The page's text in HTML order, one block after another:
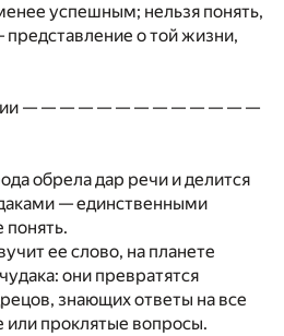
успешным; нельзя понять,
о той жизни,
— — — — — — — — — — — — —
обрела дар речи и делится
— единственными
ее слово, на планете
они превратятся
знающих ответы на все
проклятые вопросы.